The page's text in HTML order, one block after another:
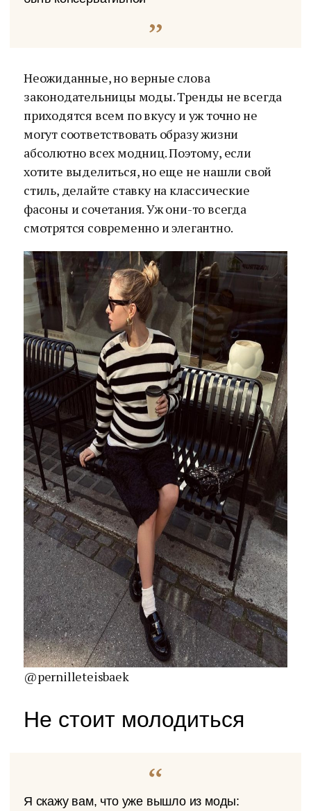
Неожиданные, но верные слова
законодательницы моды. Тренды не всегда
приходятся всем по вкусу и уж точно не
могут соответствовать образу жизни
абсолютно всех модниц. Поэтому, если
хотите выделиться, но еще не нашли свой
стиль, делайте ставку на классические
фасоны и сочетания. Уж они-то всегда
смотрятся современно и элегантно.
@pernilleteisbaek
Не стоит молодиться
Я скажу вам, что уже вышло из моды: